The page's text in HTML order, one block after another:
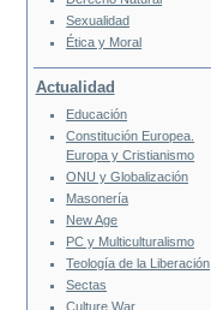
Sexualidad
Ética y Moral
Actualidad
Educación
Constitución Europea.
Europa y Cristianismo
ONU y Globalización
Masonería
New Age
PC y Multiculturalismo
Teología de la Liberación
Sectas
Culture War